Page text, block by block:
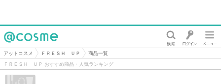
@cosme
アットコスメ ＦＲＥＳＨ ＵＰ
商品一覧
ＦＲＥＳＨ ＵＰ おすすめ商品・人気ランキング